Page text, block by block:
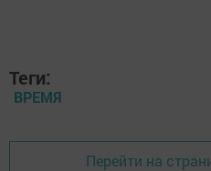
Теги:
ВРЕМЯ
Перейти на